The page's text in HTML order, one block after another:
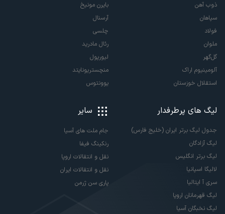
ذوب آهن
سپاهان
فولاد
ملوان
گل‌گهر
آلومینیوم اراک
استقلال خوزستان
بایرن مونیخ
آرسنال
چلسی
رئال مادرید
لیورپول
منچستریونایتد
یوونتوس
لیگ های پرطرفدار
جدول لیگ برتر ایران (خلیج فارس)
لیگ آزادگان
لیگ برتر انگلیس
لالیگا اسپانیا
سری آ ایتالیا
لیگ قهرمانان اروپا
لیگ نخبگان آسیا
سایر
جام ملت های آسیا
رنکینگ فیفا
نقل و انتقالات اروپا
نقل و انتقالات ایران
پاری سن ژرمن